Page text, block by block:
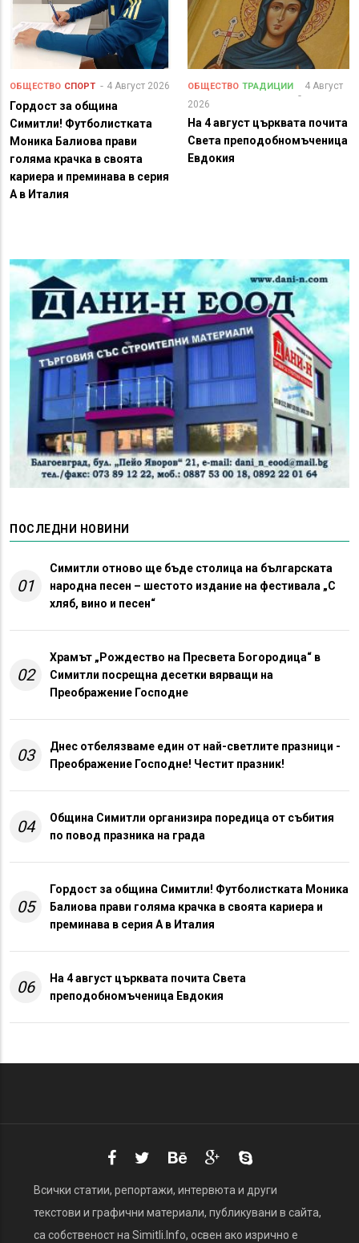
ОБЩЕСТВО СПОРТ 4 Август 2026
Гордост за община
Симитли! Футболистката
Моника Балиова прави
голяма крачка в своята
кариера и преминава в серия
А в Италия
ОБЩЕСТВО ТРАДИЦИИ
4 Август
2026
На 4 август църквата почита
Света преподобномъченица
Евдокия
ПОСЛЕДНИ НОВИНИ
01
Симитли отново ще бъде столица на българската
народна песен – шестото издание на фестивала „С
хляб, вино и песен“
02
Храмът „Рождество на Пресвета Богородица“ в
Симитли посрещна десетки вярващи на
Преображение Господне
03
Днес отбелязваме един от най-светлите празници -
Преображение Господне! Честит празник!
04
Община Симитли организира поредица от събития
по повод празника на града
05
Гордост за община Симитли! Футболистката Моника
Балиова прави голяма крачка в своята кариера и
преминава в серия А в Италия
06
На 4 август църквата почита Света
преподобномъченица Евдокия
Всички статии, репортажи, интервюта и други
текстови и графични материали, публикувани в сайта,
са собственост на Simitli.Info, освен ако изрично е